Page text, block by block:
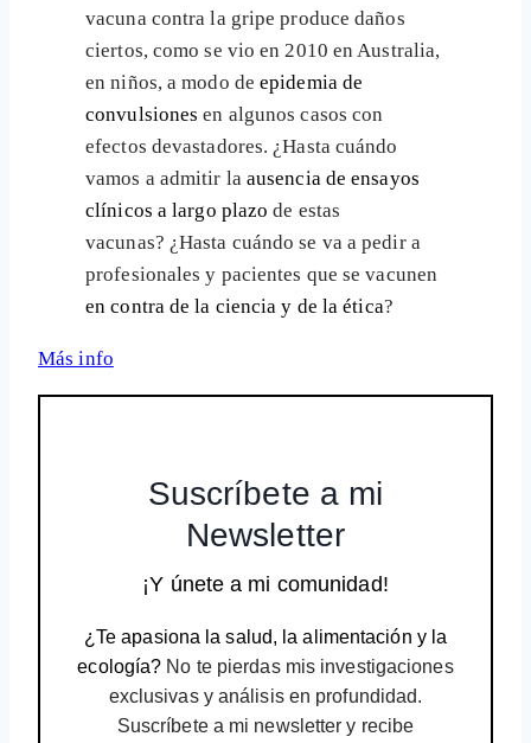
vacuna contra la gripe produce daños
ciertos, como se vio en 2010 en Australia,
en niños, a modo deepidemia de
convulsiones en algunos casos con
efectos devastadores. ¿Hasta cuándo
vamos a admitir la ausencia de ensayos
clínicos a largo plazo de estas
vacunas? ¿Hasta cuándo se va a pedir a
profesionales y pacientes que se vacunen
en contra de la ciencia y de la ética?
Más info
Suscríbete a mi
Newsletter
¡Y únete a mi comunidad!
¿Te apasiona la salud, la alimentación y la
ecología? No te pierdas mis investigaciones
exclusivas y análisis en profundidad.
Suscríbete a mi newsletter y recibe